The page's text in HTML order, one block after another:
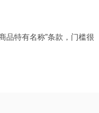
品特有名称”条款，门槛很